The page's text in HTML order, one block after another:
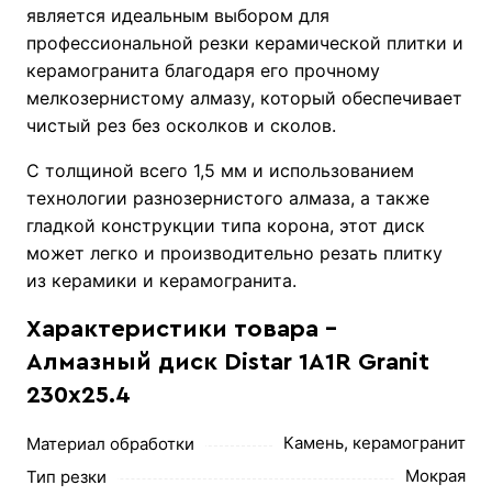
является идеальным выбором для
профессиональной резки керамической плитки и
керамогранита благодаря его прочному
мелкозернистому алмазу, который обеспечивает
чистый рез без осколков и сколов.
С толщиной всего 1,5 мм и использованием
технологии разнозернистого алмаза, а также
гладкой конструкции типа корона, этот диск
может легко и производительно резать плитку
из керамики и керамогранита.
Характеристики товара -
Алмазный диск Distar 1A1R Granit
230х25.4
Материал обработки
Камень, керамогранит
Тип резки
Мокрая